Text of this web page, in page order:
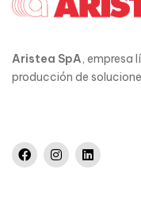
Aristea SpA, empresa
producción de